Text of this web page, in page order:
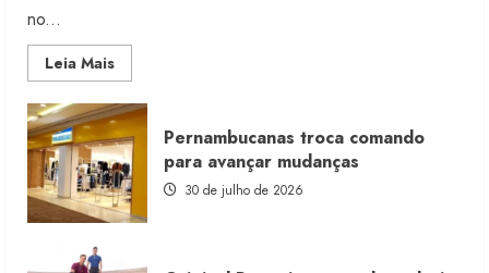
no...
Leia MaisRead
more
Morena
Rosa
lança
franquia
com
estoque
consignado
Pernambucanas troca comando
para avançar mudanças
30 de julho de 2026